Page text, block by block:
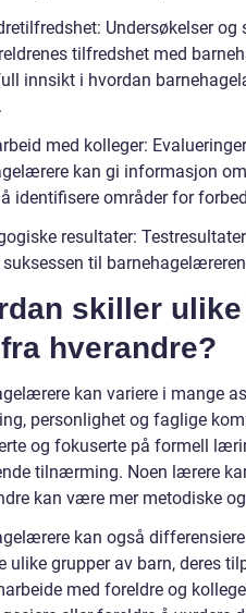
Undersøkelser
tilfredshet med
innsikt i hvordan
med kolleger:
kan gi informasjon
identifisere områder for
resultater:
suksessen til
skiller
hverandre?
kan variere i mange
personlighet og faglige
og fokuserte på formell
tilnærming. Noen lærere
kan være mer metodiske
kan også
ulike grupper av barn, deres
med foreldre og